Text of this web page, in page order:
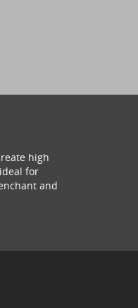
high
for
and